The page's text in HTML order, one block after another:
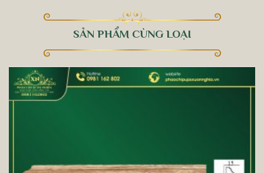
SẢN PHẨM CÙNG LOẠI